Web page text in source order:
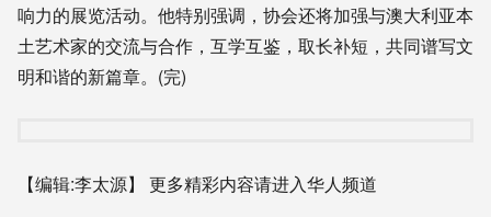
响力的展览活动。他特别强调，协会还将加强与澳大利亚本
土艺术家的交流与合作，互学互鉴，取长补短，共同谱写文
明和谐的新篇章。(完)
【编辑:李太源】 更多精彩内容请进入华人频道